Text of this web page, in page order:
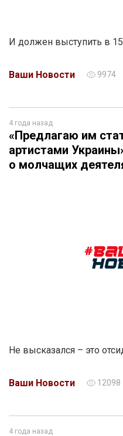
И должен выступить в
Ваши Новости 9974
4 года назад
«Предлагаю им
артистами
о молчащих
Не высказался – это
Ваши Новости 12098
4 года назад